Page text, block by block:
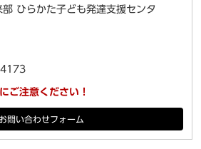
ひらかた子ども発達支援センタ
4173
ご注意ください！
お問い合わせフォーム